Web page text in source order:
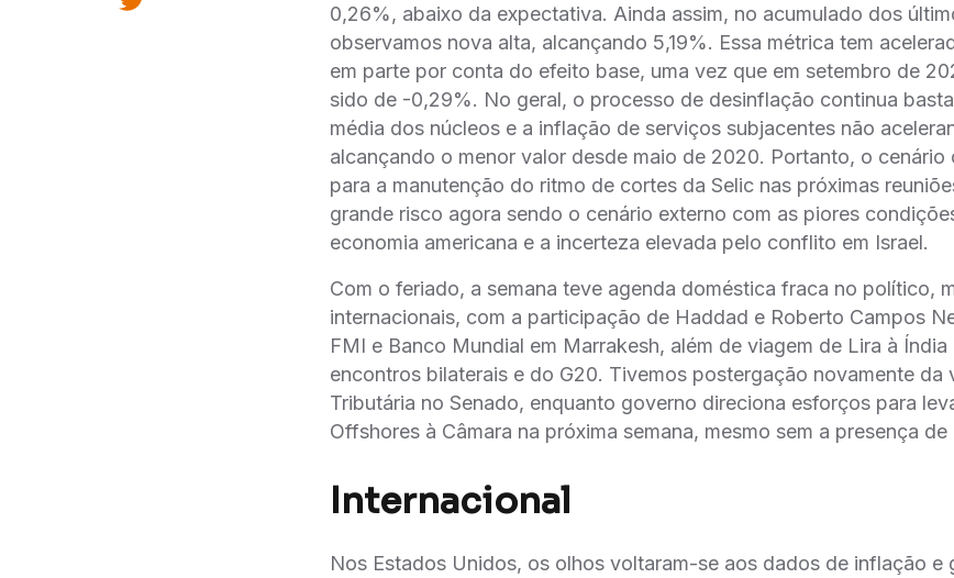
0,26%, abaixo da expectativa. Ainda assim, no acumulado dos
observamos nova alta, alcançando 5,19%. Essa métrica tem
em parte por conta do efeito base, uma vez que em setembro de
sido de -0,29%. No geral, o processo de desinflação continua
média dos núcleos e a inflação de serviços subjacentes não
alcançando o menor valor desde maio de 2020. Portanto, o cenário
para a manutenção do ritmo de cortes da Selic nas próximas
grande risco agora sendo o cenário externo com as piores
economia americana e a incerteza elevada pelo conflito em Israel.
Com o feriado, a semana teve agenda doméstica fraca no político,
internacionais, com a participação de Haddad e Roberto Campos
FMI e Banco Mundial em Marrakesh, além de viagem de Lira à Índia
encontros bilaterais e do G20. Tivemos postergação novamente da
Tributária no Senado, enquanto governo direciona esforços para
Offshores à Câmara na próxima semana, mesmo sem a presença de
Internacional
Nos Estados Unidos, os olhos voltaram-se aos dados de inflação e